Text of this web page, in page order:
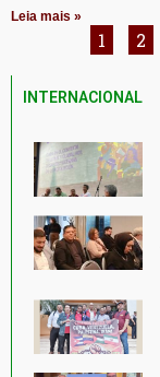
Leia mais »
1 2
INTERNACIONAL